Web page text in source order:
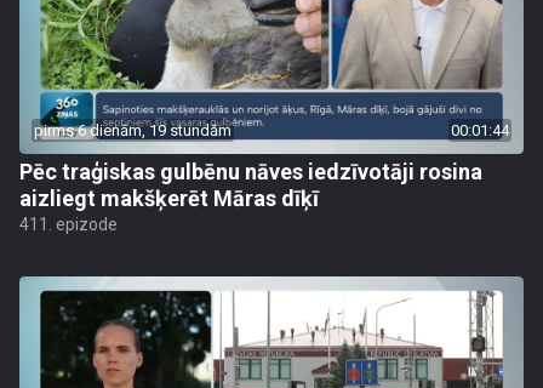
pirms 6 dienām, 19 stundām 00:01:44
Pēc traģiskas gulbēnu nāves iedzīvotāji rosina
aizliegt makšķerēt Māras dīķī
411. epizode